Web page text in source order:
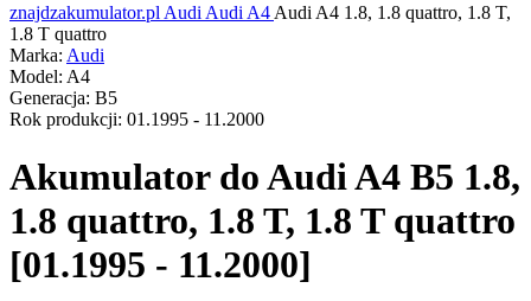
znajdzakumulator.pl Audi Audi A4 Audi A4 1.8, 1.8 quattro, 1.8 T,
1.8 T quattro
Marka: Audi
Model: A4
Generacja: B5
Rok produkcji: 01.1995 - 11.2000
Akumulator doAudi A4 B5 1.8,
1.8 quattro, 1.8 T, 1.8 T quattro
[01.1995 - 11.2000]